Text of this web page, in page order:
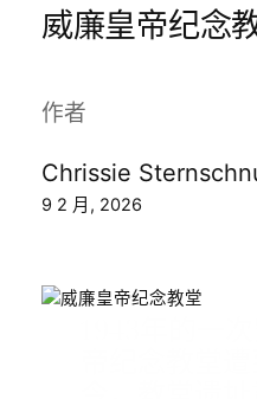
威廉皇帝纪念
作者
Chrissie
9 2 月, 2026